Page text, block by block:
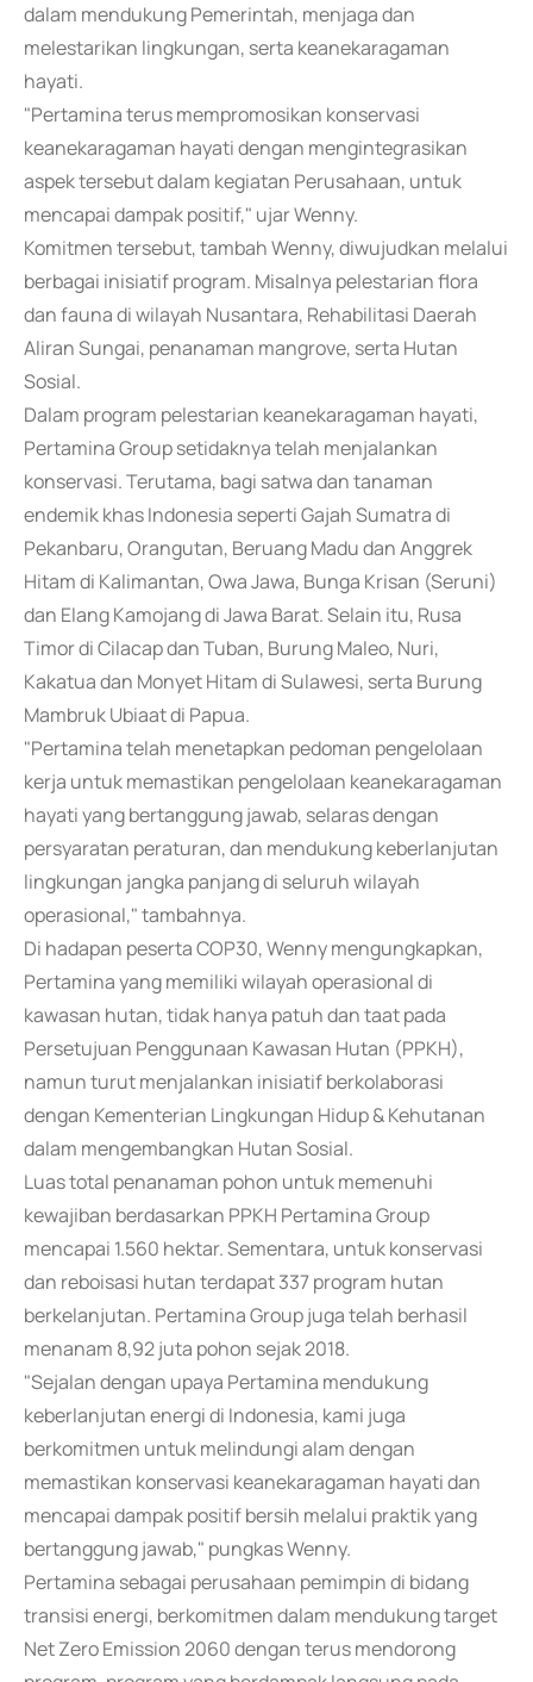
dalam mendukung Pemerintah, menjaga dan
melestarikan lingkungan, serta keanekaragaman
hayati.
"Pertamina terus mempromosikan konservasi
keanekaragaman hayati dengan mengintegrasikan
aspek tersebut dalam kegiatan Perusahaan, untuk
mencapai dampak positif," ujar Wenny.
Komitmen tersebut, tambah Wenny, diwujudkan melalui
berbagai inisiatif program. Misalnya pelestarian flora
dan fauna di wilayah Nusantara, Rehabilitasi Daerah
Aliran Sungai, penanaman mangrove, serta Hutan
Sosial.
Dalam program pelestarian keanekaragaman hayati,
Pertamina Group setidaknya telah menjalankan
konservasi. Terutama, bagi satwa dan tanaman
endemik khas Indonesia seperti Gajah Sumatra di
Pekanbaru, Orangutan, Beruang Madu dan Anggrek
Hitam di Kalimantan, Owa Jawa, Bunga Krisan (Seruni)
dan Elang Kamojang di Jawa Barat. Selain itu, Rusa
Timor di Cilacap dan Tuban, Burung Maleo, Nuri,
Kakatua dan Monyet Hitam di Sulawesi, serta Burung
Mambruk Ubiaat di Papua.
"Pertamina telah menetapkan pedoman pengelolaan
kerja untuk memastikan pengelolaan keanekaragaman
hayati yang bertanggung jawab, selaras dengan
persyaratan peraturan, dan mendukung keberlanjutan
lingkungan jangka panjang di seluruh wilayah
operasional," tambahnya.
Di hadapan peserta COP30, Wenny mengungkapkan,
Pertamina yang memiliki wilayah operasional di
kawasan hutan, tidak hanya patuh dan taat pada
Persetujuan Penggunaan Kawasan Hutan (PPKH),
namun turut menjalankan inisiatif berkolaborasi
dengan Kementerian Lingkungan Hidup & Kehutanan
dalam mengembangkan Hutan Sosial.
Luas total penanaman pohon untuk memenuhi
kewajiban berdasarkan PPKH Pertamina Group
mencapai 1.560 hektar. Sementara, untuk konservasi
dan reboisasi hutan terdapat 337 program hutan
berkelanjutan. Pertamina Group juga telah berhasil
menanam 8,92 juta pohon sejak 2018.
"Sejalan dengan upaya Pertamina mendukung
keberlanjutan energi di Indonesia, kami juga
berkomitmen untuk melindungi alam dengan
memastikan konservasi keanekaragaman hayati dan
mencapai dampak positif bersih melalui praktik yang
bertanggung jawab," pungkas Wenny.
Pertamina sebagai perusahaan pemimpin di bidang
transisi energi, berkomitmen dalam mendukung target
Net Zero Emission 2060 dengan terus mendorong